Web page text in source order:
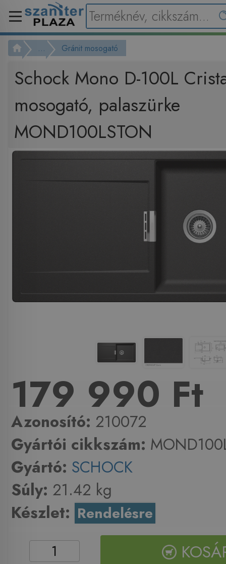
... Gránit mosogató
Schock Mono D-100L
mosogató, palaszürke
MOND100LSTON
179 990 Ft
Azonosító: 210072
Gyártói cikkszám:
Gyártó: SCHOCK
Súly: 21.42 kg
Készlet: Rendelésre